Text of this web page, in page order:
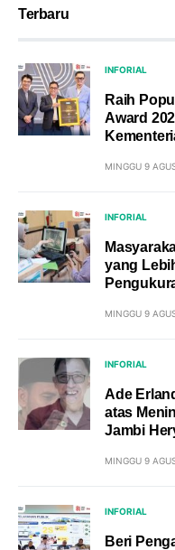
Terbaru
INFORIAL
Raih
Award
MINGGU 9
INFORIAL
yang
MINGGU 9
INFORIAL
Ade
atas
Jambi
MINGGU 9
INFORIAL
Beri